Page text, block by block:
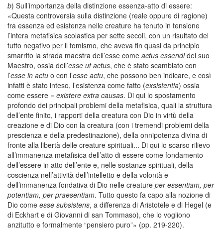
b) Sull’importanza della distinzione essenza-atto di essere:
«Questa controversia sulla distinzione (reale oppure di ragione)
fra essenza ed esistenza nelle creature ha tenuto in tensione
l’intera metafisica scolastica per sette secoli, con un risultato del
tutto negativo per il tomismo, che aveva fin quasi da principio
smarrito la strada maestra dell’esse come actus essendidel suo
Maestro, ossia dell’esse ut actus, che è stato scambiato con
l’esse in actu o con l’esse actu, che possono ben indicare, e così
infatti è stato inteso, l’esistenza come fatto (exsistentia) ossia
come essere = existere extra causas. Di qui lo spostamento
profondo dei principali problemi della metafisica, quali la struttura
dell’ente finito, i rapporti della creatura con Dio in virtù della
creazione e di Dio con la creatura (con i tremendi problemi della
prescienza e della predestinazione), della onnipotenza divina di
fronte alla libertà delle creature spirituali... Di qui lo scarso rilievo
all’immanenza metafisica dell’atto di essere come fondamento
dell’essere in atto dell’ente e, nelle sostanze spirituali, della
coscienza nell’attività dell’intelletto e della volontà e
dell’immanenza fondativa di Dio nelle creature per essentiam, per
potentiam, per praesentiam. Tutto questo fa capo alla nozione di
Dio come esse subsistens, a differenza di Aristotele e di Hegel (e
di Eckhart e di Giovanni di san Tommaso), che lo vogliono
anzitutto e formalmente “pensiero puro”» (pp. 219-220).